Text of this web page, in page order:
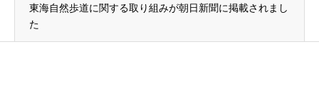
東海自然歩道に関する取り組みが朝日新聞に掲載されまし
た